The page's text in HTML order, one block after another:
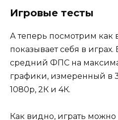
Игровые тесты
А теперь посмотрим как
показывает себя в играх.
средний ФПС на
графики, измеренный в
1080p, 2К и 4К.
Как видно, играть